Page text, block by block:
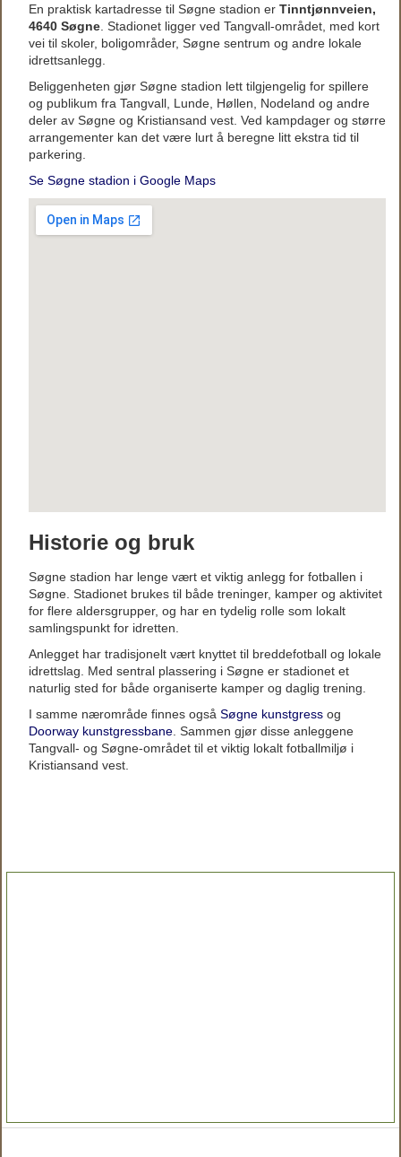
En praktisk kartadresse til Søgne stadion er Tinntjønnveien,
4640 Søgne . Stadionet ligger ved Tangvall-området, med kort
vei til skoler, boligområder, Søgne sentrum og andre lokale
idrettsanlegg.
Beliggenheten gjør Søgne stadion lett tilgjengelig for spillere
og publikum fra Tangvall, Lunde, Høllen, Nodeland og andre
deler av Søgne og Kristiansand vest. Ved kampdager og større
arrangementer kan det være lurt å beregne litt ekstra tid til
parkering.
Se Søgne stadion i Google Maps
Historie og bruk
Søgne stadion har lenge vært et viktig anlegg for fotballen i
Søgne. Stadionet brukes til både treninger, kamper og aktivitet
for flere aldersgrupper, og har en tydelig rolle som lokalt
samlingspunkt for idretten.
Anlegget har tradisjonelt vært knyttet til breddefotball og lokale
idrettslag. Med sentral plassering i Søgne er stadionet et
naturlig sted for både organiserte kamper og daglig trening.
I samme nærområde finnes også Søgne kunstgress og
Doorway kunstgressbane . Sammen gjør disse anleggene
Tangvall- og Søgne-området til et viktig lokalt fotballmiljø i
Kristiansand vest.